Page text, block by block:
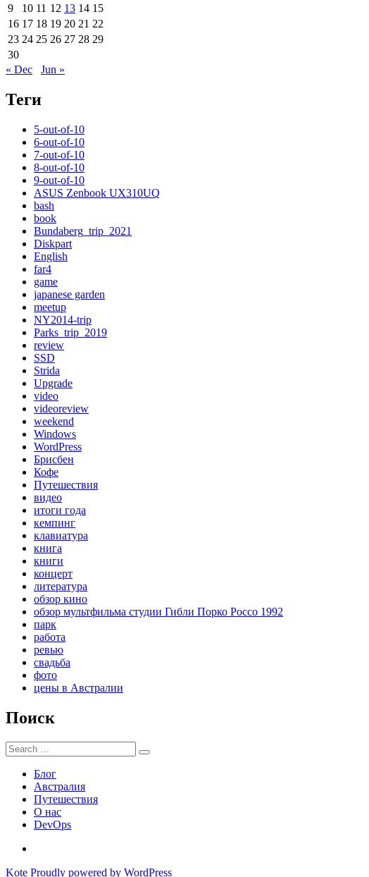
9
10 11 12 13 14 15
16 17 18 19 20 21 22
23 24 25 26 27 28 29
30
« Dec
Jun »
Теги
5-out-of-10
6-out-of-10
7-out-of-10
8-out-of-10
9-out-of-10
ASUS Zenbook UX310UQ
bash
book
Bundaberg_trip_2021
Diskpart
English
far4
game
japanese garden
meetup
NY2014-trip
Parks_trip_2019
review
SSD
Strida
Upgrade
video
videoreview
weekend
Windows
WordPress
Брисбен
Кофе
Путешествия
видео
итоги года
кемпинг
клавиатура
книга
книги
концерт
литература
обзор кино
обзор мультфильма студии Гибли Порко Россо 1992
парк
работа
ревью
свадьба
фото
цены в Австралии
Поиск
Search
for:
Search
Блог
Австралия
Путешествия
О нас
DevOps
Kote Proudly powered by WordPress